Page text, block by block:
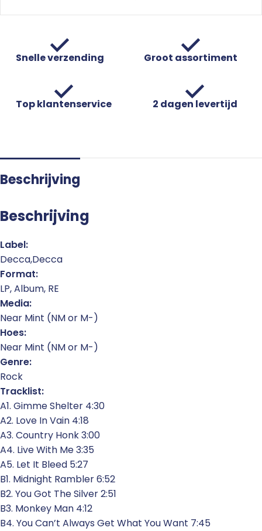
Snelle verzending Groot assortiment
Top klantenservice 2 dagen levertijd
Beschrijving
Beschrijving
Label:
Decca,Decca
Format:
LP, Album, RE
Media:
Near Mint (NM or M-)
Hoes:
Near Mint (NM or M-)
Genre:
Rock
Tracklist:
A1. Gimme Shelter 4:30
A2. Love In Vain 4:18
A3. Country Honk 3:00
A4. Live With Me 3:35
A5. Let It Bleed 5:27
B1. Midnight Rambler 6:52
B2. You Got The Silver 2:51
B3. Monkey Man 4:12
B4. You Can’t Always Get What You Want 7:45